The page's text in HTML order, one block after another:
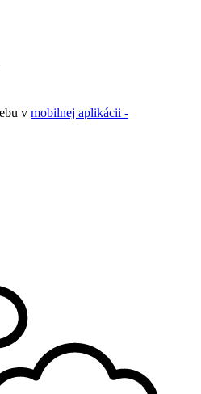
v mobilnej aplikácii -